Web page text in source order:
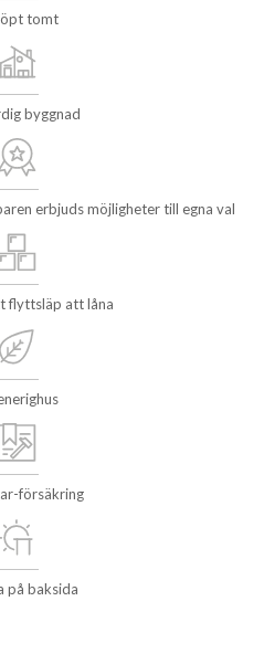
tomt
byggnad
erbjuds möjligheter till egna val
flyttsläp att låna
försäkring
på baksida